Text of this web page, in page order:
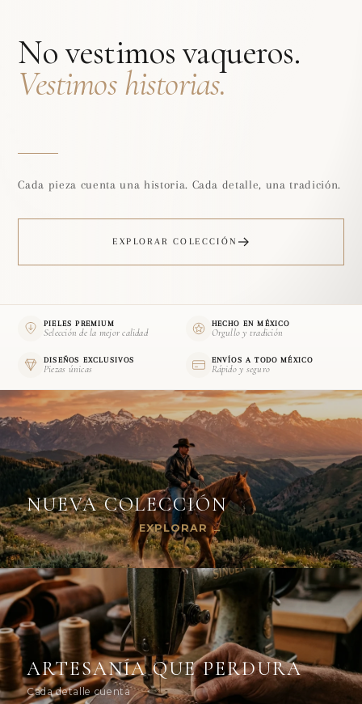
No vestimos vaqueros.
Vestimos historias.
Cada pieza cuenta una historia. Cada detalle, una tradición.
EXPLORAR COLECCIÓN
PIELES PREMIUM
Selección de la mejor calidad
HECHO EN MÉXICO
Orgullo y tradición
DISEÑOS EXCLUSIVOS
Piezas únicas
ENVÍOS A TODO MÉXICO
Rápido y seguro
NUEVA COLECCIÓN
EXPLORAR →
ARTESANÍA QUE PERDURA
Cada detalle cuenta